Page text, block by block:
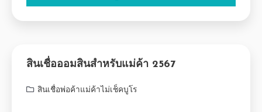
สินเชื่อออมสินสำหรับแม่ค้า 2567
สินเชื่อพ่อค้าแม่ค้าไม่เช็คบูโร